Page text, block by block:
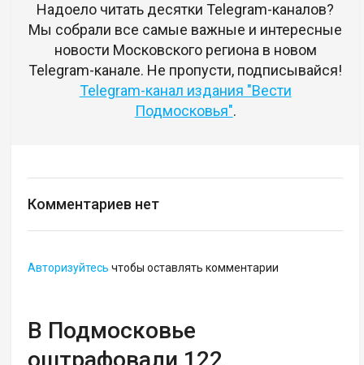
Надоело читать десятки Telegram-каналов?
Мы собрали все самые важные и интересные
новости Московского региона в новом
Telegram-канале. Не пропусти, подписывайся!
Telegram-канал издания "Вести
Подмосковья".
Комментариев нет
Авторизуйтесь чтобы оставлять комментарии
В Подмосковье